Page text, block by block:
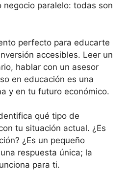
negocio paralelo: todas son
perfecto para educarte
accesibles. Leer un
hablar con un asesor
en educación es una
y en tu futuro económico.
qué tipo de
tu situación actual. ¿Es
¿Es un pequeño
respuesta única; la
para ti.